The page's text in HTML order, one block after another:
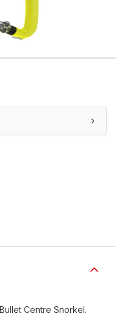
Centre Snorkel.